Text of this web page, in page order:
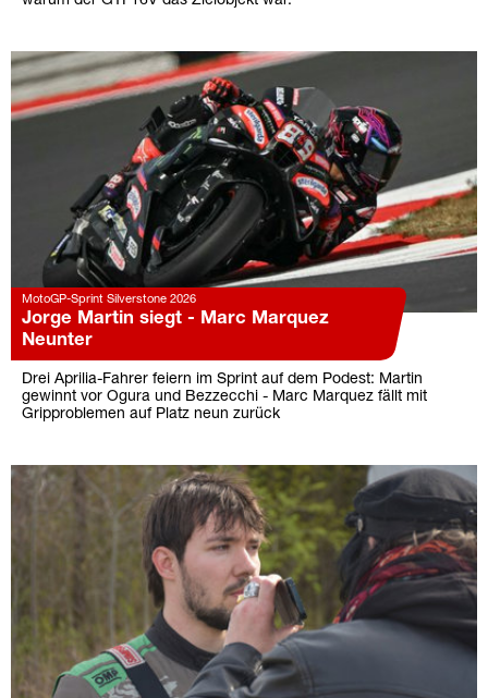
MotoGP-Sprint Silverstone 2026
Jorge Martin siegt - Marc Marquez
Neunter
Drei Aprilia-Fahrer feiern im Sprint auf dem Podest: Martin
gewinnt vor Ogura und Bezzecchi - Marc Marquez fällt mit
Gripproblemen auf Platz neun zurück